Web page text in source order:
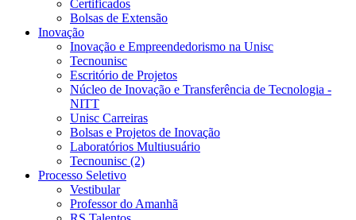
Certificados
Bolsas de Extensão
Inovação
Inovação e Empreendedorismo na Unisc
Tecnounisc
Escritório de Projetos
Núcleo de Inovação e Transferência de Tecnologia -
NITT
Unisc Carreiras
Bolsas e Projetos de Inovação
Laboratórios Multiusuário
Tecnounisc (2)
Processo Seletivo
Vestibular
Professor do Amanhã